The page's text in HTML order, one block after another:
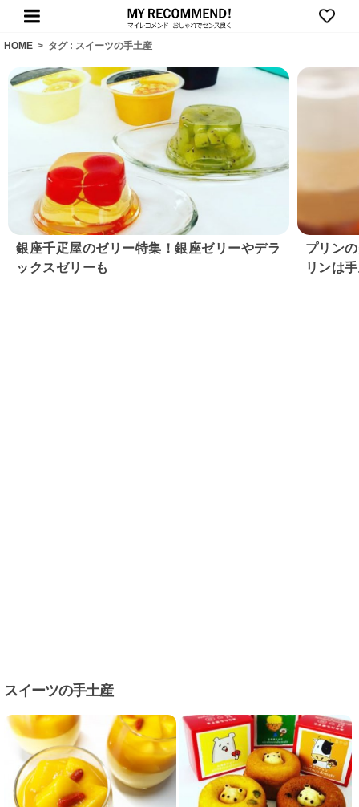
HOME > タグ : スイーツの手土産
銀座千疋屋のゼリー特集！銀座ゼリーやデラ
ックスゼリーも
プリン
リンは
スイーツの手土産